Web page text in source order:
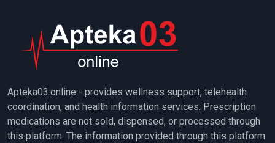
Apteka03.online - provides wellness support, telehealth
coordination, and health information services. Prescription
medications are not sold, dispensed, or processed through
this platform. The information provided through this platform